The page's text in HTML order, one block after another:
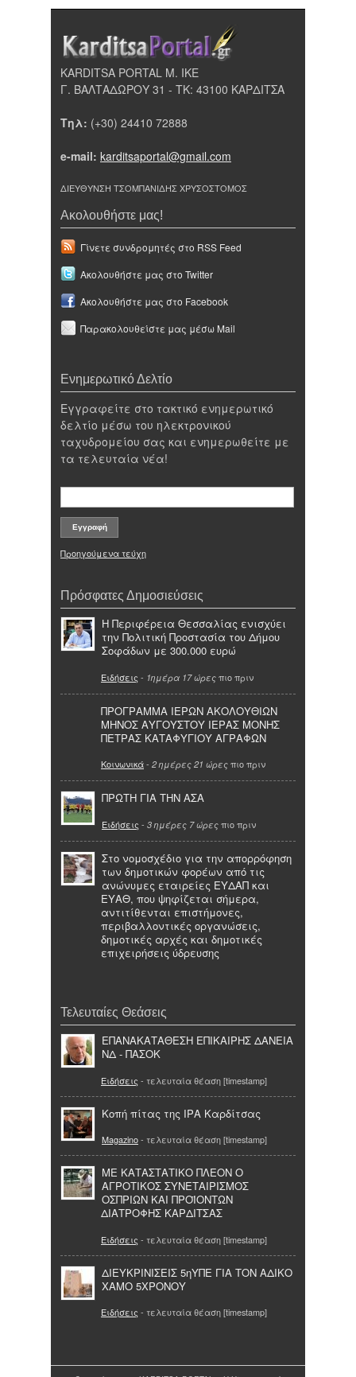
KARDITSA PORTAL Μ. ΙΚΕ
Γ. ΒΑΛΤΑΔΩΡΟΥ 31 - ΤΚ: 43100 ΚΑΡΔΙΤΣΑ
Τηλ: (+30) 24410 72888
e-mail: karditsaportal@gmail.com
ΔΙΕΥΘΥΝΣΗ ΤΣΟΜΠΑΝΙΔΗΣ ΧΡΥΣΟΣΤΟΜΟΣ
Ακολουθήστε μας!
Γίνετε συνδρομητές στο RSS Feed
Ακολουθήστε μας στο Twitter
Ακολουθήστε μας στο Facebook
Παρακολουθείστε μας μέσω Mail
Ενημερωτικό Δελτίο
Εγγραφείτε στο τακτικό ενημερωτικό
δελτίο μέσω του ηλεκτρονικού
ταχυδρομείου σας και ενημερωθείτε με
τα τελευταία νέα!
Προηγούμενα τεύχη
Πρόσφατες Δημοσιεύσεις
Η Περιφέρεια Θεσσαλίας ενισχύει
την Πολιτική Προστασία του Δήμου
Σοφάδων με 300.000 ευρώ
Ειδήσεις - 1ημέρα 17 ώρες πιο πριν
ΠΡΟΓΡΑΜΜΑ ΙΕΡΩΝ ΑΚΟΛΟΥΘΙΩΝ
ΜΗΝΟΣ ΑΥΓΟΥΣΤΟΥ ΙΕΡΑΣ ΜΟΝΗΣ
ΠΕΤΡΑΣ ΚΑΤΑΦΥΓΙΟΥ ΑΓΡΑΦΩΝ
Κοινωνικά- 2 ημέρες 21 ώρες πιο πριν
ΠΡΩΤΗ ΓΙΑ ΤΗΝ ΑΣΑ
Ειδήσεις - 3 ημέρες 7 ώρες πιο πριν
Στο νομοσχέδιο για την απορρόφηση
των δημοτικών φορέων από τις
ανώνυμες εταιρείες ΕΥΔΑΠ και
ΕΥΑΘ, που ψηφίζεται σήμερα,
αντιτίθενται επιστήμονες,
περιβαλλοντικές οργανώσεις,
δημοτικές αρχές και δημοτικές
επιχειρήσεις ύδρευσης
Τελευταίες Θεάσεις
ΕΠΑΝΑΚΑΤΑΘΕΣΗ ΕΠΙΚΑΙΡΗΣ ΔΑΝΕΙΑ
ΝΔ - ΠΑΣΟΚ
Ειδήσεις - τελευταία θέαση [timestamp]
Κοπή πίτας της ΙΡΑ Καρδίτσας
Magazino- τελευταία θέαση [timestamp]
ΜΕ ΚΑΤΑΣΤΑΤΙΚΟ ΠΛΕΟΝ Ο
ΑΓΡΟΤΙΚΟΣ ΣΥΝΕΤΑΙΡΙΣΜΟΣ
ΟΣΠΡΙΩΝ ΚΑΙ ΠΡΟΪΟΝΤΩΝ
ΔΙΑΤΡΟΦΗΣ ΚΑΡΔΙΤΣΑΣ
Ειδήσεις - τελευταία θέαση [timestamp]
ΔΙΕΥΚΡΙΝΙΣΕΙΣ 5ηΥΠΕ ΓΙΑ ΤΟΝ ΑΔΙΚΟ
ΧΑΜΟ 5ΧΡΟΝΟΥ
Ειδήσεις - τελευταία θέαση [timestamp]